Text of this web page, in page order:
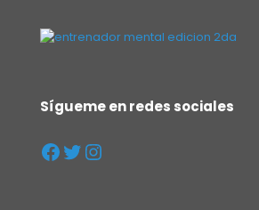
Sígueme en redes sociales